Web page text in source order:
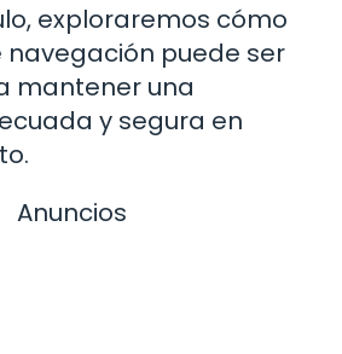
exploraremos cómo
navegación puede ser
mantener una
y segura en
Anuncios